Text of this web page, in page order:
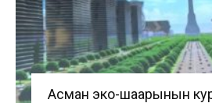
Асман эко-шаарынын